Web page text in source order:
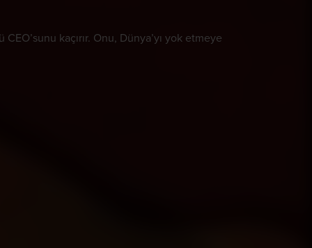
kaçırır. Onu, Dünya’yı yok etmeye